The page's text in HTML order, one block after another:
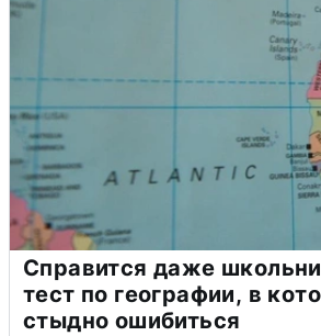
Справится даже
тест по географии, в
стыдно ошибиться